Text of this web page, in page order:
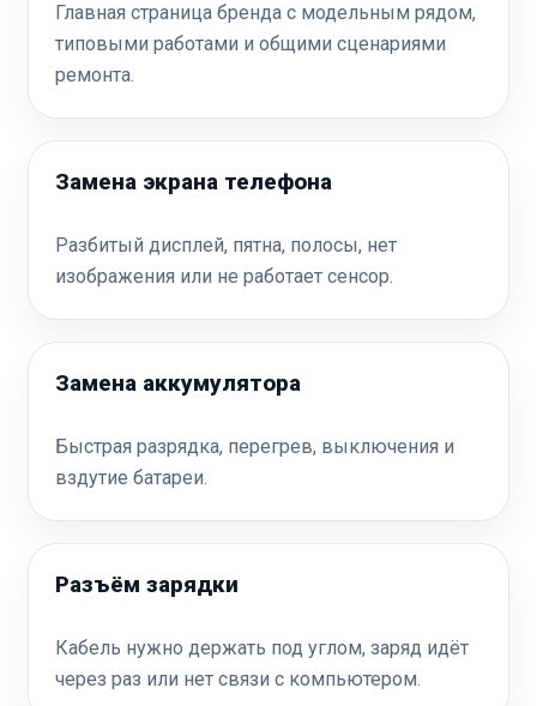
Главная страница бренда с модельным рядом,
типовыми работами и общими сценариями
ремонта.
Замена экрана телефона
Разбитый дисплей, пятна, полосы, нет
изображения или не работает сенсор.
Замена аккумулятора
Быстрая разрядка, перегрев, выключения и
вздутие батареи.
Разъём зарядки
Кабель нужно держать под углом, заряд идёт
через раз или нет связи с компьютером.